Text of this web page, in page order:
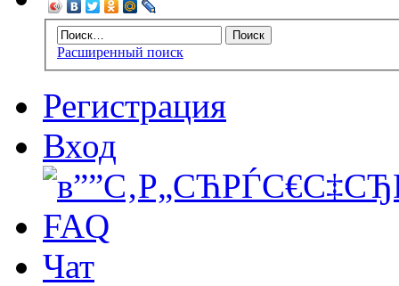
Расширенный поиск
Регистрация
Вход
FAQ
Чат